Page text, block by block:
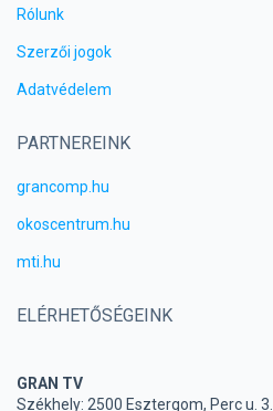
Rólunk
Szerzői jogok
Adatvédelem
PARTNEREINK
grancomp.hu
okoscentrum.hu
mti.hu
ELÉRHETŐSÉGEINK
GRAN TV
Székhely: 2500 Esztergom, Perc u. 3.